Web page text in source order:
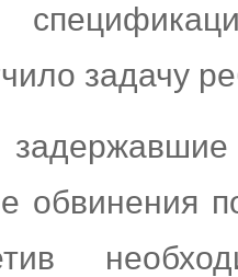
задачу
обвинения